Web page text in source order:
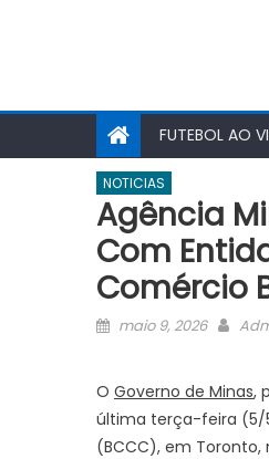
FUTEBOL AO
NOTICIAS
Agência
Com
Comércio
Posted
maio 9, 2026
O Governo de Minas,
última terça-feira (5/
(BCCC), em